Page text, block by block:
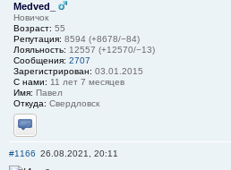
Medved_
Новичок
Возраст: 55
Репутация: 8594 (+8678/−84)
Лояльность: 12557 (+12570/−13)
Сообщения: 2707
Зарегистрирован: 03.01.2015
С нами: 11 лет 7 месяцев
Имя: Павел
Откуда: Свердловск
Отправить личное сообщение
#1166 26.08.2021, 20:11